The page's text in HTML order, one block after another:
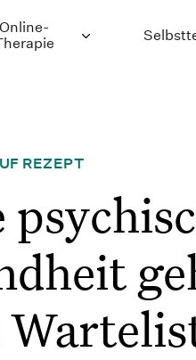
Online-
Angststörung
Binge-Eating-
Störung
Bulimie
Chronische
Schmerzen
Panikstörung
REZEPT